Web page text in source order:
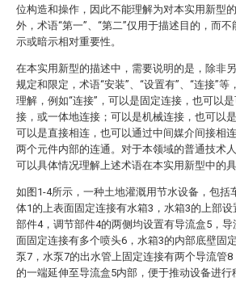
位构造和操作，因此不能理解为对本实用新型
外，术语“第一”、“第二”仅用于描述目的，而
示或暗示相对重要性。
在本实用新型的描述中，需要说明的是，除非
规定和限定，术语“安装”、“设置有”、“连接”等
理解，例如“连接”，可以是固定连接，也可以
接，或一体地连接；可以是机械连接，也可以
可以是直接相连，也可以通过中间媒介间接相
两个元件内部的连通。对于本领域的普通技术
可以具体情况理解上述术语在本实用新型中的具
如图1-4所示，一种土地灌溉用节水设备，包括
体1的上表面固定连接有水箱3，水箱3的上部设
部件4，调节部件4的两侧均设置有导流盒5，导
面固定连接有多个喷头6，水箱3的内部底壁固
泵7，水泵7的出水管上固定连接有两个导流管8
的一端延伸至导流盒5内部，便于推动设备进行